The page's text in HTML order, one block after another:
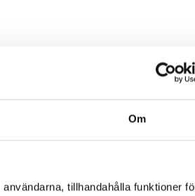
Om
tillhandahålla funktioner